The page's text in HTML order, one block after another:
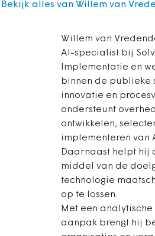
Willem van
AI-specialist bij
Implementatie en
binnen de publieke
innovatie en
ondersteunt
ontwikkelen,
implementeren van
Daarnaast helpt hij
middel van de
technologie
op te lossen.
Met een
aanpak brengt hij
Bekijk alles van Willem van